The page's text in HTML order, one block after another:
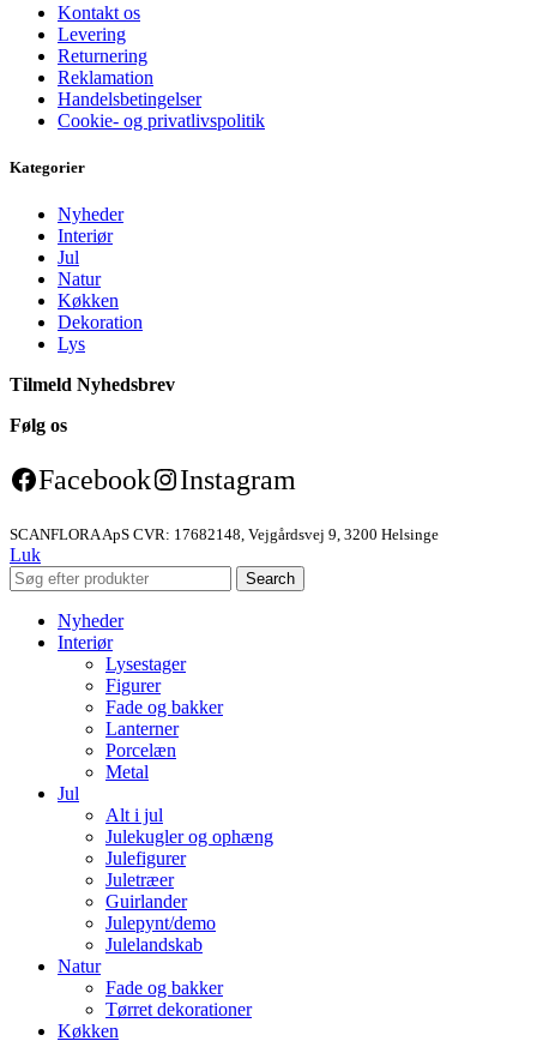
Kontakt os
Levering
Returnering
Reklamation
Handelsbetingelser
Cookie- og privatlivspolitik
Kategorier
Nyheder
Interiør
Jul
Natur
Køkken
Dekoration
Lys
Tilmeld Nyhedsbrev
Følg os
Facebook Instagram
SCANFLORA ApS CVR: 17682148, Vejgårdsvej 9, 3200 Helsinge
Luk
Search
Nyheder
Interiør
Lysestager
Figurer
Fade og bakker
Lanterner
Porcelæn
Metal
Jul
Alt i jul
Julekugler og ophæng
Julefigurer
Juletræer
Guirlander
Julepynt/demo
Julelandskab
Natur
Fade og bakker
Tørret dekorationer
Køkken